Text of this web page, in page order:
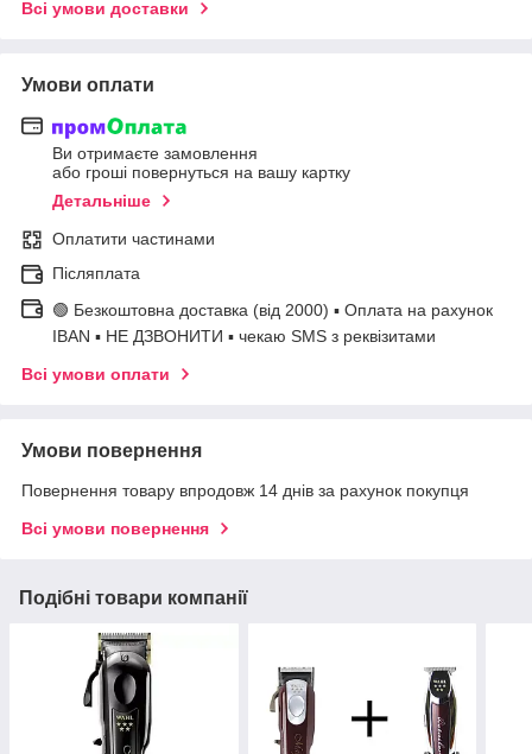
Всі умови доставки
Умови оплати
Ви отримаєте замовлення
або гроші повернуться на вашу картку
Детальніше
Оплатити частинами
Післяплата
🟢 Безкоштовна доставка (від 2000) ▪ Оплата на рахунок
IBAN ▪ НЕ ДЗВОНИТИ ▪ чекаю SMS з реквізитами
Всі умови оплати
Умови повернення
Повернення товару впродовж 14 днів за рахунок покупця
Всі умови повернення
Подібні товари компанії